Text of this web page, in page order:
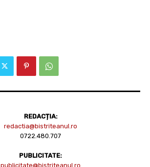
REDACȚIA:
redactia@bistriteanul.ro
0722.480.707
PUBLICITATE:
publicitate@bistriteanul.ro